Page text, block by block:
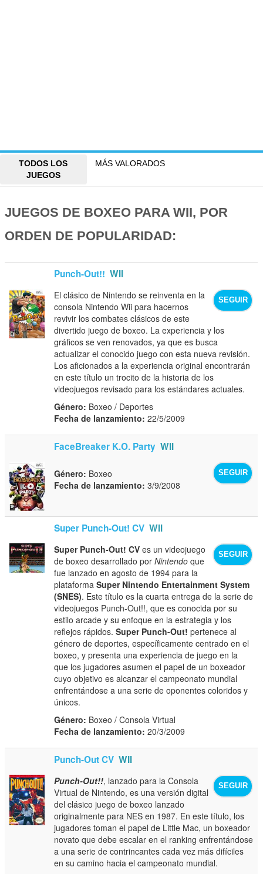
TODOS LOS
JUEGOS
MÁS VALORADOS
JUEGOS DE BOXEO PARA WII, POR
ORDEN DE POPULARIDAD:
Punch-Out!! WII
SEGUIR
El clásico de Nintendo se reinventa en la
consola Nintendo Wii para hacernos
revivir los combates clásicos de este
divertido juego de boxeo. La experiencia y los
gráficos se ven renovados, ya que es busca
actualizar el conocido juego con esta nueva revisión.
Los aficionados a la experiencia original encontrarán
en este título un trocito de la historia de los
videojuegos revisado para los estándares actuales.
Género: Boxeo / Deportes
Fecha de lanzamiento: 22/5/2009
FaceBreaker K.O. Party WII
SEGUIR
Género: Boxeo
Fecha de lanzamiento: 3/9/2008
Super Punch-Out! CV WII
SEGUIR
Super Punch-Out! CV es un videojuego
de boxeo desarrollado porNintendo que
fue lanzado en agosto de 1994 para la
plataformaSuper Nintendo Entertainment System
(SNES). Este título es la cuarta entrega de la serie de
videojuegos Punch-Out!!, que es conocida por su
estilo arcade y su enfoque en la estrategia y los
reflejos rápidos.Super Punch-Out! pertenece al
género de deportes, específicamente centrado en el
boxeo, y presenta una experiencia de juego en la
que los jugadores asumen el papel de un boxeador
cuyo objetivo es alcanzar el campeonato mundial
enfrentándose a una serie de oponentes coloridos y
únicos.
Género: Boxeo / Consola Virtual
Fecha de lanzamiento: 20/3/2009
Punch-Out CV WII
SEGUIR
Punch-Out!!, lanzado para la Consola
Virtual de Nintendo, es una versión digital
del clásico juego de boxeo lanzado
originalmente para NES en 1987. En este título, los
jugadores toman el papel de Little Mac, un boxeador
novato que debe escalar en el ranking enfrentándose
a una serie de contrincantes cada vez más difíciles
en su camino hacia el campeonato mundial.